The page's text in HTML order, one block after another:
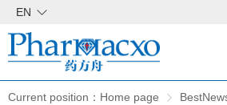
EN
Current position： Home page